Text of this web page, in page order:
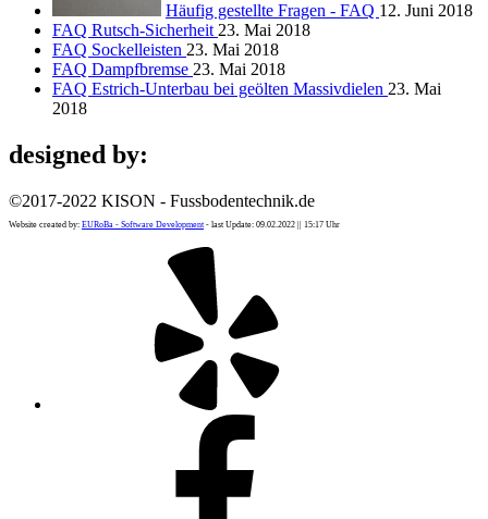
Häufig gestellte Fragen - FAQ 12. Juni 2018
FAQ Rutsch-Sicherheit 23. Mai 2018
FAQ Sockelleisten 23. Mai 2018
FAQ Dampfbremse 23. Mai 2018
FAQ Estrich-Unterbau bei geölten Massivdielen 23. Mai
2018
designed by:
©2017-2022 KISON - Fussbodentechnik.de
Website created by: EURoBa - Software Development - last Update: 09.02.2022 || 15:17 Uhr